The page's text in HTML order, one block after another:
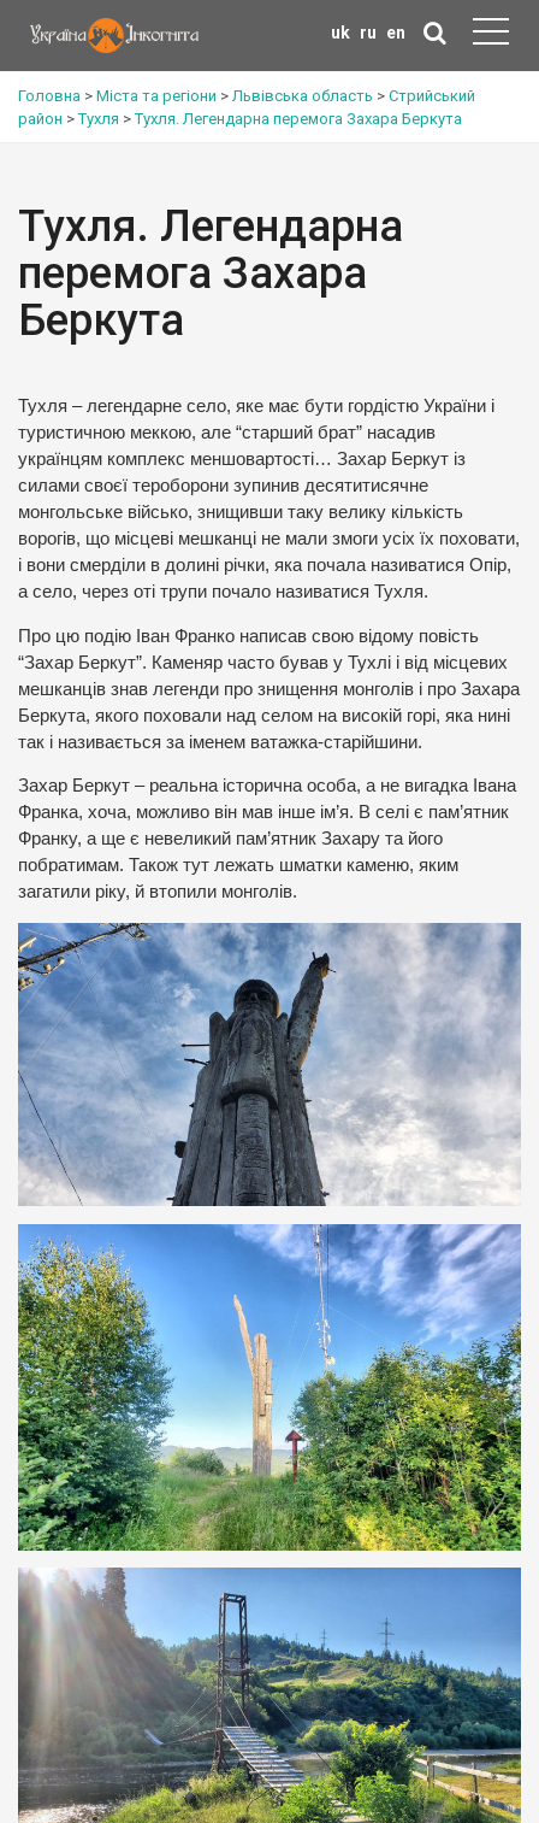
uk ru en
Головна > Міста та регіони >Львівська область > Стрийський
район >Тухля >Тухля. Легендарна перемога Захара Беркута
Тухля. Легендарна
перемога Захара
Беркута
Тухля – легендарне село, яке має бути гордістю України і
туристичною меккою, але “старший брат” насадив
українцям комплекс меншовартості… Захар Беркут із
силами своєї тероборони зупинив десятитисячне
монгольське військо, знищивши таку велику кількість
ворогів, що місцеві мешканці не мали змоги усіх їх поховати,
і вони смерділи в долині річки, яка почала називатися Опір,
а село, через оті трупи почало називатися Тухля.
Про цю подію Іван Франко написав свою відому повість
“Захар Беркут”. Каменяр часто бував у Тухлі і від місцевих
мешканців знав легенди про знищення монголів і про Захара
Беркута, якого поховали над селом на високій горі, яка нині
так і називається за іменем ватажка-старійшини.
Захар Беркут – реальна історична особа, а не вигадка Івана
Франка, хоча, можливо він мав інше ім’я. В селі є пам’ятник
Франку, а ще є невеликий пам’ятник Захару та його
побратимам. Також тут лежать шматки каменю, яким
загатили ріку, й втопили монголів.